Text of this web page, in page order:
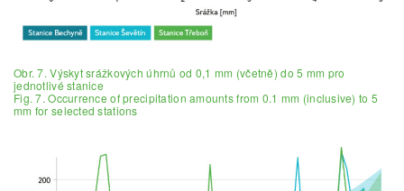
Obr. 7. Výskyt srážkových úhrnů od 0,1 mm (včetně) do 5 mm pro
jednotlivé stanice
Fig. 7. Occurrence of precipitation amounts from 0.1 mm (inclusive) to 5
mm for selected stations